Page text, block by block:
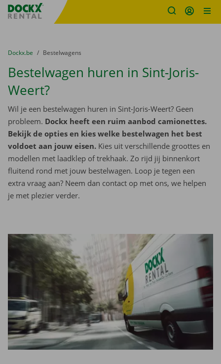
Fratello DEMO
U bevindt zich hier:
van
Dockx.be naar
Bestelwagens
Bestelwagen huren in Sint-Joris-
Weert?
Wil je een bestelwagen huren in Sint-Joris-Weert? Geen
probleem. Dockx heeft een ruim aanbod camionettes.
Bekijk de opties en kies welke bestelwagen het best
voldoet aan jouw eisen. Kies uit verschillende groottes en
modellen met laadklep of trekhaak. Zo rijd jij binnenkort
fluitend rond met jouw bestelwagen. Loop je tegen een
extra vraag aan? Neem dan contact op met ons, we helpen
je met plezier verder.